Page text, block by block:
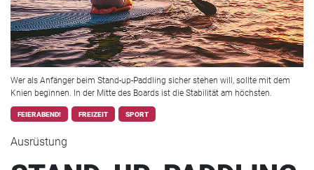
Wer als Anfänger beim Stand-up-Paddling sicher stehen will, sollte mit dem
Knien beginnen. In der Mitte des Boards ist die Stabilität am höchsten.
FEIERABEND! FREIZEIT SPORT
Ausrüstung